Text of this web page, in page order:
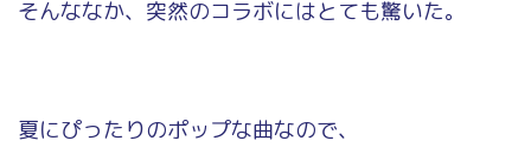
そんななか、突然のコラボにはとても驚いた。
夏にぴったりのポップな曲なので、